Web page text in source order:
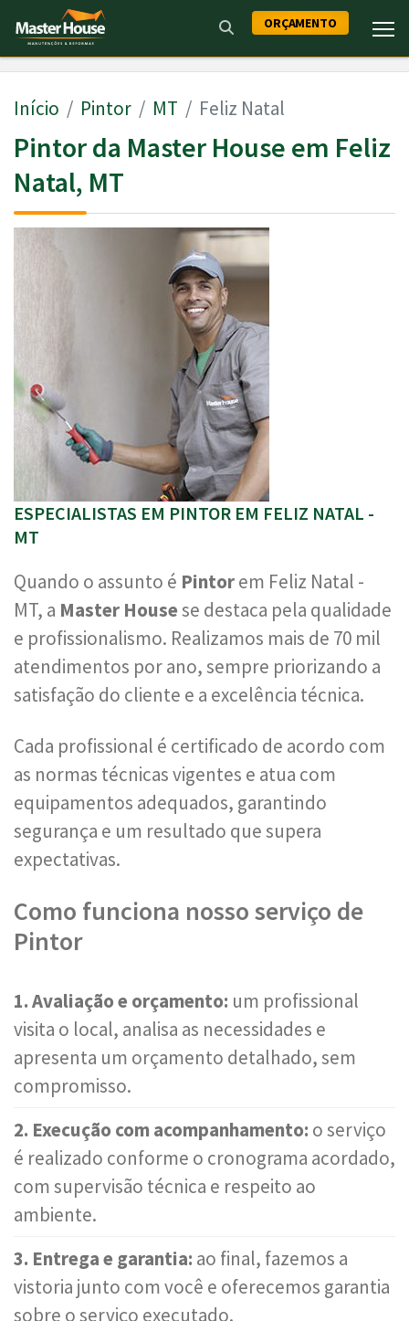
ORÇAMENTO
Início Pintor MT Feliz Natal
Pintor da Master House em Feliz
Natal, MT
ESPECIALISTAS EM PINTOR EM FELIZ NATAL -
MT
Quando o assunto é Pintorem Feliz Natal -
MT, a Master Housese destaca pela qualidade
e profissionalismo. Realizamos mais de 70 mil
atendimentos por ano, sempre priorizando a
satisfação do cliente e a excelência técnica.
Cada profissional é certificado de acordo com
as normas técnicas vigentes e atua com
equipamentos adequados, garantindo
segurança e um resultado que supera
expectativas.
Como funciona nosso serviço de
Pintor
1. Avaliação e orçamento: um profissional
visita o local, analisa as necessidades e
apresenta um orçamento detalhado, sem
compromisso.
2. Execução com acompanhamento: o serviço
é realizado conforme o cronograma acordado,
com supervisão técnica e respeito ao
ambiente.
3. Entrega e garantia: ao final, fazemos a
vistoria junto com você e oferecemos garantia
sobre o serviço executado.